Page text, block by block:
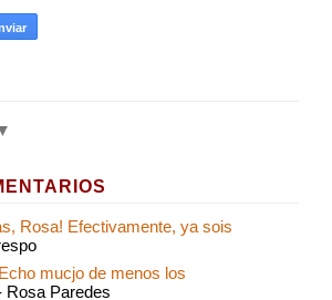
Rosa! Efectivamente, ya sois
mucjo de menos los
Rosa Paredes